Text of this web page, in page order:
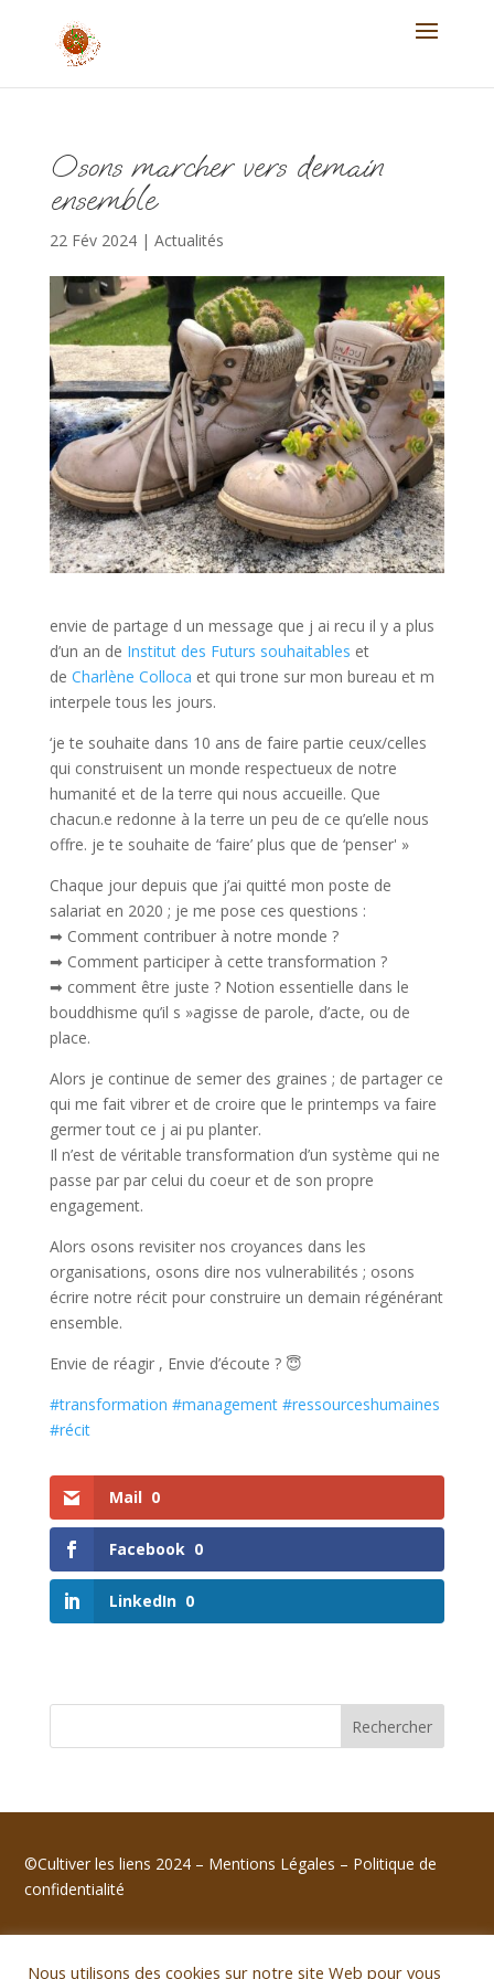
Osons marcher vers demain
ensemble
22 Fév 2024| Actualités
envie de partage d un message que j ai recu il y a plus
d’un an de Institut des Futurs souhaitables et
de Charlène Colloca et qui trone sur mon bureau et m
interpele tous les jours.
‘je te souhaite dans 10 ans de faire partie ceux/celles
qui construisent un monde respectueux de notre
humanité et de la terre qui nous accueille. Que
chacun.e redonne à la terre un peu de ce qu’elle nous
offre. je te souhaite de ‘faire’ plus que de ‘penser' »
Chaque jour depuis que j’ai quitté mon poste de
salariat en 2020 ; je me pose ces questions :
➡ Comment contribuer à notre monde ?
➡ Comment participer à cette transformation ?
➡ comment être juste ? Notion essentielle dans le
bouddhisme qu’il s »agisse de parole, d’acte, ou de
place.
Alors je continue de semer des graines ; de partager ce
qui me fait vibrer et de croire que le printemps va faire
germer tout ce j ai pu planter.
Il n’est de véritable transformation d’un système qui ne
passe par par celui du coeur et de son propre
engagement.
Alors osons revisiter nos croyances dans les
organisations, osons dire nos vulnerabilités ; osons
écrire notre récit pour construire un demain régénérant
ensemble.
Envie de réagir , Envie d’écoute ? 😇
#transformation #management #ressourceshumaines
#récit
Mail 0
Facebook 0
LinkedIn 0
Rechercher
©Cultiver les liens 2024 – Mentions Légales – Politique de
confidentialité
Nous utilisons des cookies sur notre site Web pour vous